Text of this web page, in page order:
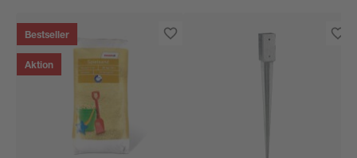
Bestseller
Aktion